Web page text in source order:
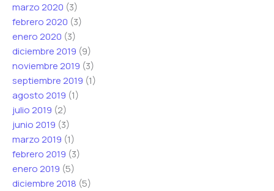
marzo 2020 (3)
febrero 2020 (3)
enero 2020 (3)
diciembre 2019 (9)
noviembre 2019 (3)
septiembre 2019 (1)
agosto 2019 (1)
julio 2019 (2)
junio 2019 (3)
marzo 2019 (1)
febrero 2019 (3)
enero 2019 (5)
diciembre 2018 (5)